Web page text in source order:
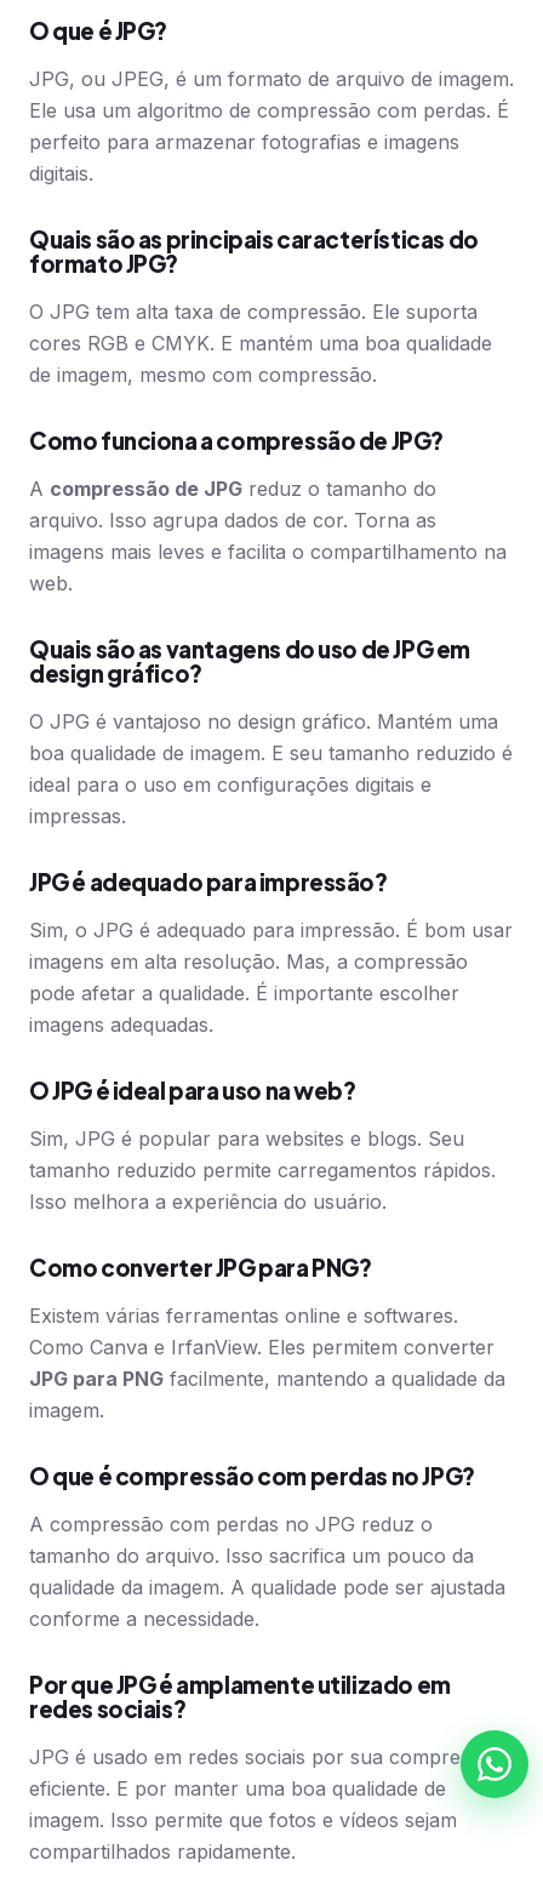
O que é JPG?
JPG, ou JPEG, é um formato de arquivo de imagem.
Ele usa um algoritmo de compressão com perdas. É
perfeito para armazenar fotografias e imagens
digitais.
Quais são as principais características do
formato JPG?
O JPG tem alta taxa de compressão. Ele suporta
cores RGB e CMYK. E mantém uma boa qualidade
de imagem, mesmo com compressão.
Como funciona a compressão de JPG?
A compressão de JPG reduz o tamanho do
arquivo. Isso agrupa dados de cor. Torna as
imagens mais leves e facilita o compartilhamento na
web.
Quais são as vantagens do uso de JPG em
design gráfico?
O JPG é vantajoso no design gráfico. Mantém uma
boa qualidade de imagem. E seu tamanho reduzido é
ideal para o uso em configurações digitais e
impressas.
JPG é adequado para impressão?
Sim, o JPG é adequado para impressão. É bom usar
imagens em alta resolução. Mas, a compressão
pode afetar a qualidade. É importante escolher
imagens adequadas.
O JPG é ideal para uso na web?
Sim, JPG é popular para websites e blogs. Seu
tamanho reduzido permite carregamentos rápidos.
Isso melhora a experiência do usuário.
Como converter JPG para PNG?
Existem várias ferramentas online e softwares.
Como Canva e IrfanView. Eles permitem converter
JPG para PNG facilmente, mantendo a qualidade da
imagem.
O que é compressão com perdas no JPG?
A compressão com perdas no JPG reduz o
tamanho do arquivo. Isso sacrifica um pouco da
qualidade da imagem. A qualidade pode ser ajustada
conforme a necessidade.
Por que JPG é amplamente utilizado em
redes sociais?
JPG é usado em redes sociais por sua compressão
eficiente. E por manter uma boa qualidade de
imagem. Isso permite que fotos e vídeos sejam
compartilhados rapidamente.